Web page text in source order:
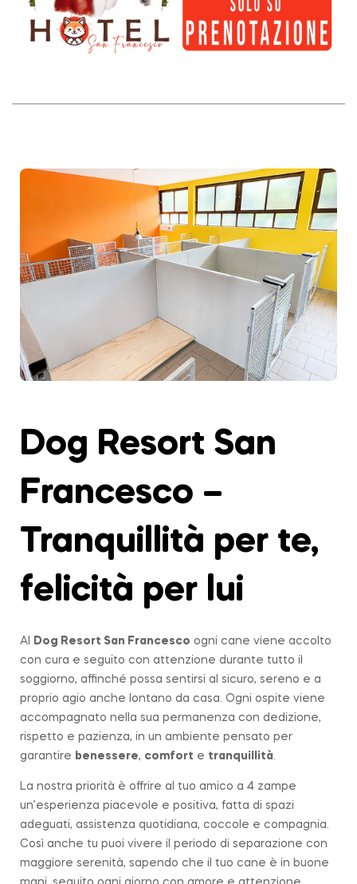
Dog Resort San
Francesco –
Tranquillità per te,
felicità per lui
Al Dog Resort San Francesco ogni cane viene accolto
con cura e seguito con attenzione durante tutto il
soggiorno, affinché possa sentirsi al sicuro, sereno e a
proprio agio anche lontano da casa. Ogni ospite viene
accompagnato nella sua permanenza con dedizione,
rispetto e pazienza, in un ambiente pensato per
garantire benessere, comfort e tranquillità
La nostra priorità è offrire al tuo amico a 4 zampe
un’esperienza piacevole e positiva, fatta di spazi
adeguati, assistenza quotidiana, coccole e compagnia.
Così anche tu puoi vivere il periodo di separazione con
maggiore serenità, sapendo che il tuo cane è in buone